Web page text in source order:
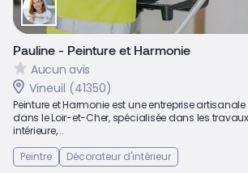
Pauline - Peinture et Harmonie
Aucun avis
Vineuil (41350)
Peinture et Harmonie est une entreprise artisanale
dans le Loir-et-Cher, spécialisée dans les
intérieure,...
Peintre
Décorateur d'intérieur